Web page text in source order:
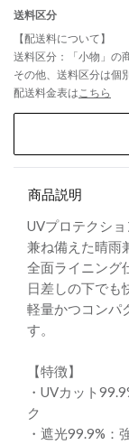
送料区分
【配送料について】
送料区分：「小物」の
その他、送料区分は個
配送料金表は こちら
商品説明
UVプロテクシ
兼ね備えた晴雨
全面ライニング
日差しの下でも
軽量かつコンパ
す。
【特徴】
・UVカット
ク
・遮光99.9%：